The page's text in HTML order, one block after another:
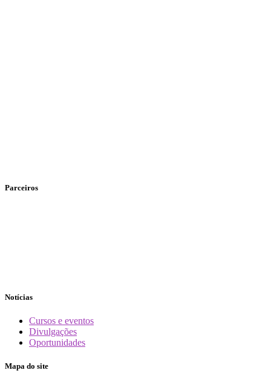
Parceiros
Notícias
Cursos e eventos
Divulgações
Oportunidades
Mapa do site